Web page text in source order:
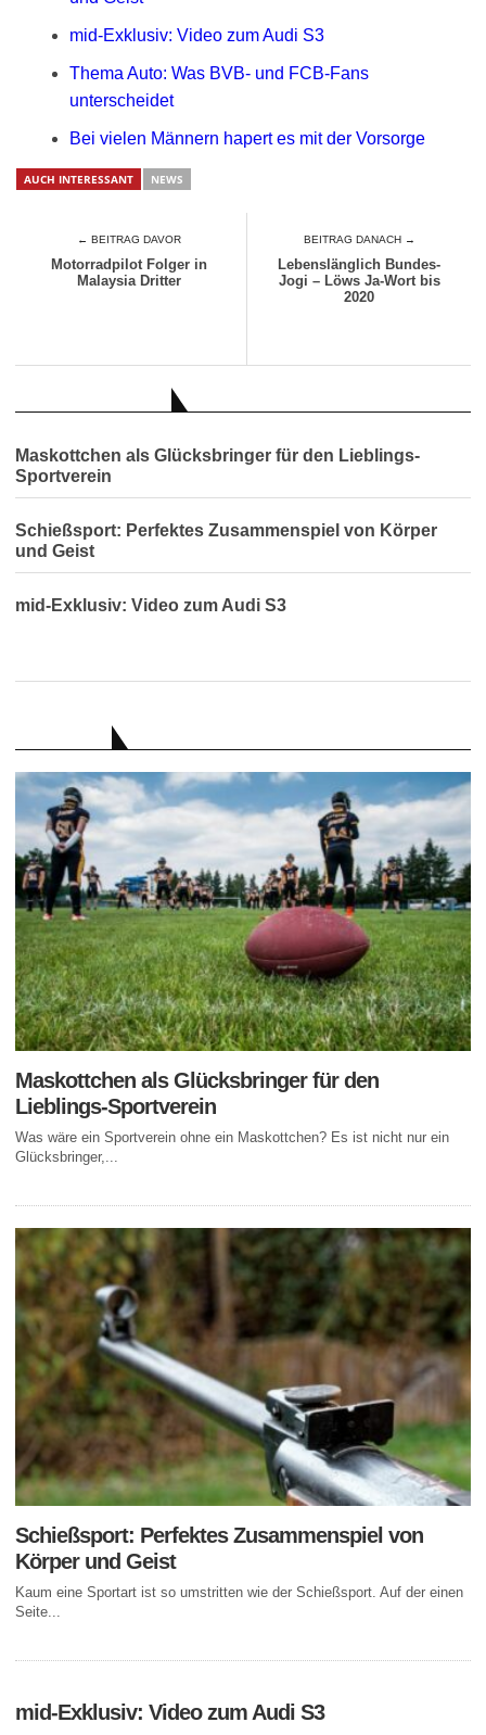
mid-Exklusiv: Video zum Audi S3
Thema Auto: Was BVB- und FCB-Fans
unterscheidet
Bei vielen Männern hapert es mit der Vorsorge
AUCH INTERESSANT NEWS
← BEITRAG DAVOR
Motorradpilot Folger in
Malaysia Dritter
BEITRAG DANACH →
Lebenslänglich Bundes-
Jogi – Löws Ja-Wort bis
2020
Maskottchen als Glücksbringer für den Lieblings-
Sportverein
Schießsport: Perfektes Zusammenspiel von Körper
und Geist
mid-Exklusiv: Video zum Audi S3
Maskottchen als Glücksbringer für den
Lieblings-Sportverein
Was wäre ein Sportverein ohne ein Maskottchen? Es ist nicht nur ein
Glücksbringer,...
Schießsport: Perfektes Zusammenspiel von
Körper und Geist
Kaum eine Sportart ist so umstritten wie der Schießsport. Auf der einen
Seite...
mid-Exklusiv: Video zum Audi S3